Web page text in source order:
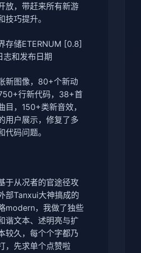
放，带赶来所有新游
技巧提升。
存储ETERNUM [0.8]
志和发布日期
新图像，80+个新动
行新代码，38+首
目，150+类新音效，
用户展示，修复了多
代码问题。
于从况者的官途径攻
部Tanxui大神搞成的
modern，我做了独些
谐文本、述明亮与扩
较久，每个个字都乃
，先求单个点赞啦